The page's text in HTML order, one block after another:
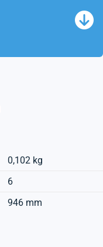
0,102 kg
6
946 mm